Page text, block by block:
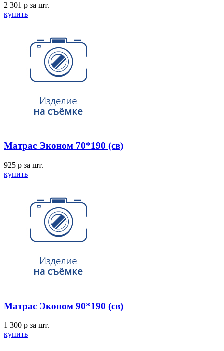
2 301 p за шт.
купить
Матрас Эконом 70*190 (св)
925 p за шт.
купить
Матрас Эконом 90*190 (св)
1 300 p за шт.
купить